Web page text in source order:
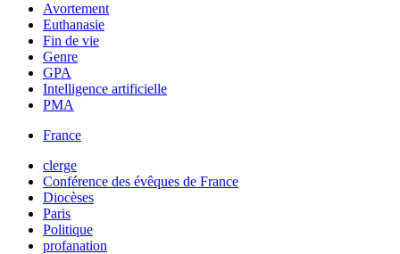
Avortement
Euthanasie
Fin de vie
Genre
GPA
Intelligence artificielle
PMA
France
clerge
Conférence des évêques de France
Diocèses
Paris
Politique
profanation